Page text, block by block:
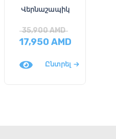
Վերնաշապիկ
35,900AMD
17,950AMD
Ընտրել